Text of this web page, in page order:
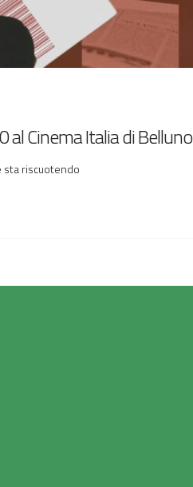
al Cinema Italia di Belluno
sta riscuotendo